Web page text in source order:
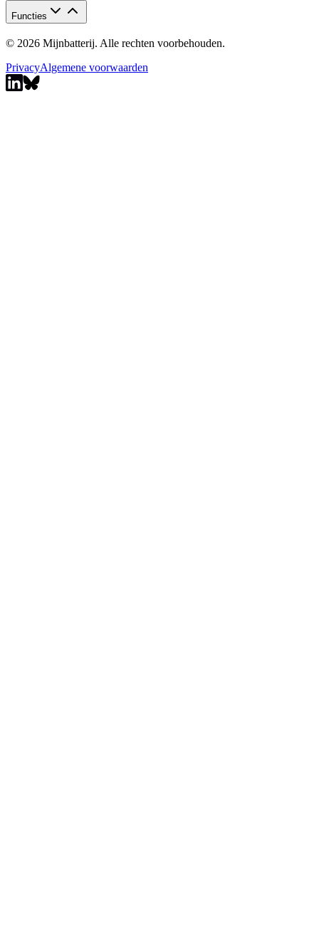
Functies
© 2026 Mijnbatterij. Alle rechten voorbehouden.
PrivacyAlgemene voorwaarden